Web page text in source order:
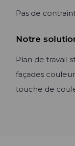
Pas de
Notre
Plan de travail
façades
touche de